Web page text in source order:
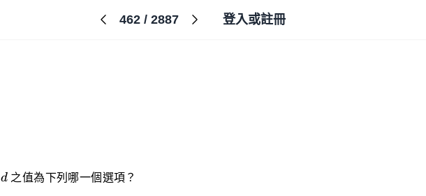
462/ 2887 登入或註冊
d之值為下列哪一個選項？